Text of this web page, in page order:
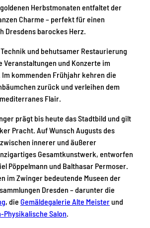
Herbstmonaten entfaltet der
Charme – perfekt für einen
Dresdens barockes Herz.
und behutsamer Restaurierung
Veranstaltungen und Konzerte im
kommenden Frühjahr kehren die
zurück und verleihen dem
Flair.
prägt bis heute das Stadtbild und gilt
Pracht. Auf Wunsch Augusts des
innerer und äußerer
Gesamtkunstwerk, entworfen
Pöppelmann und Balthasar Permoser.
im Zwinger bedeutende Museen der
Dresden – darunter die
, die Gemäldegalerie Alte Meisterund
Physikalische Salon.